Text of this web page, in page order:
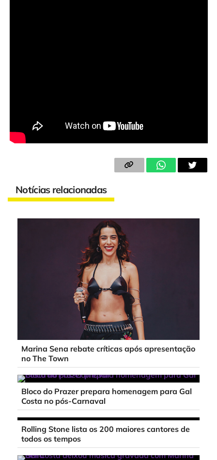
Notícias relacionadas
Marina Sena rebate críticas após apresentação
no The Town
Bloco do Prazer prepara homenagem para Gal
Costa no pós-Carnaval
Rolling Stone lista os 200 maiores cantores de
todos os tempos